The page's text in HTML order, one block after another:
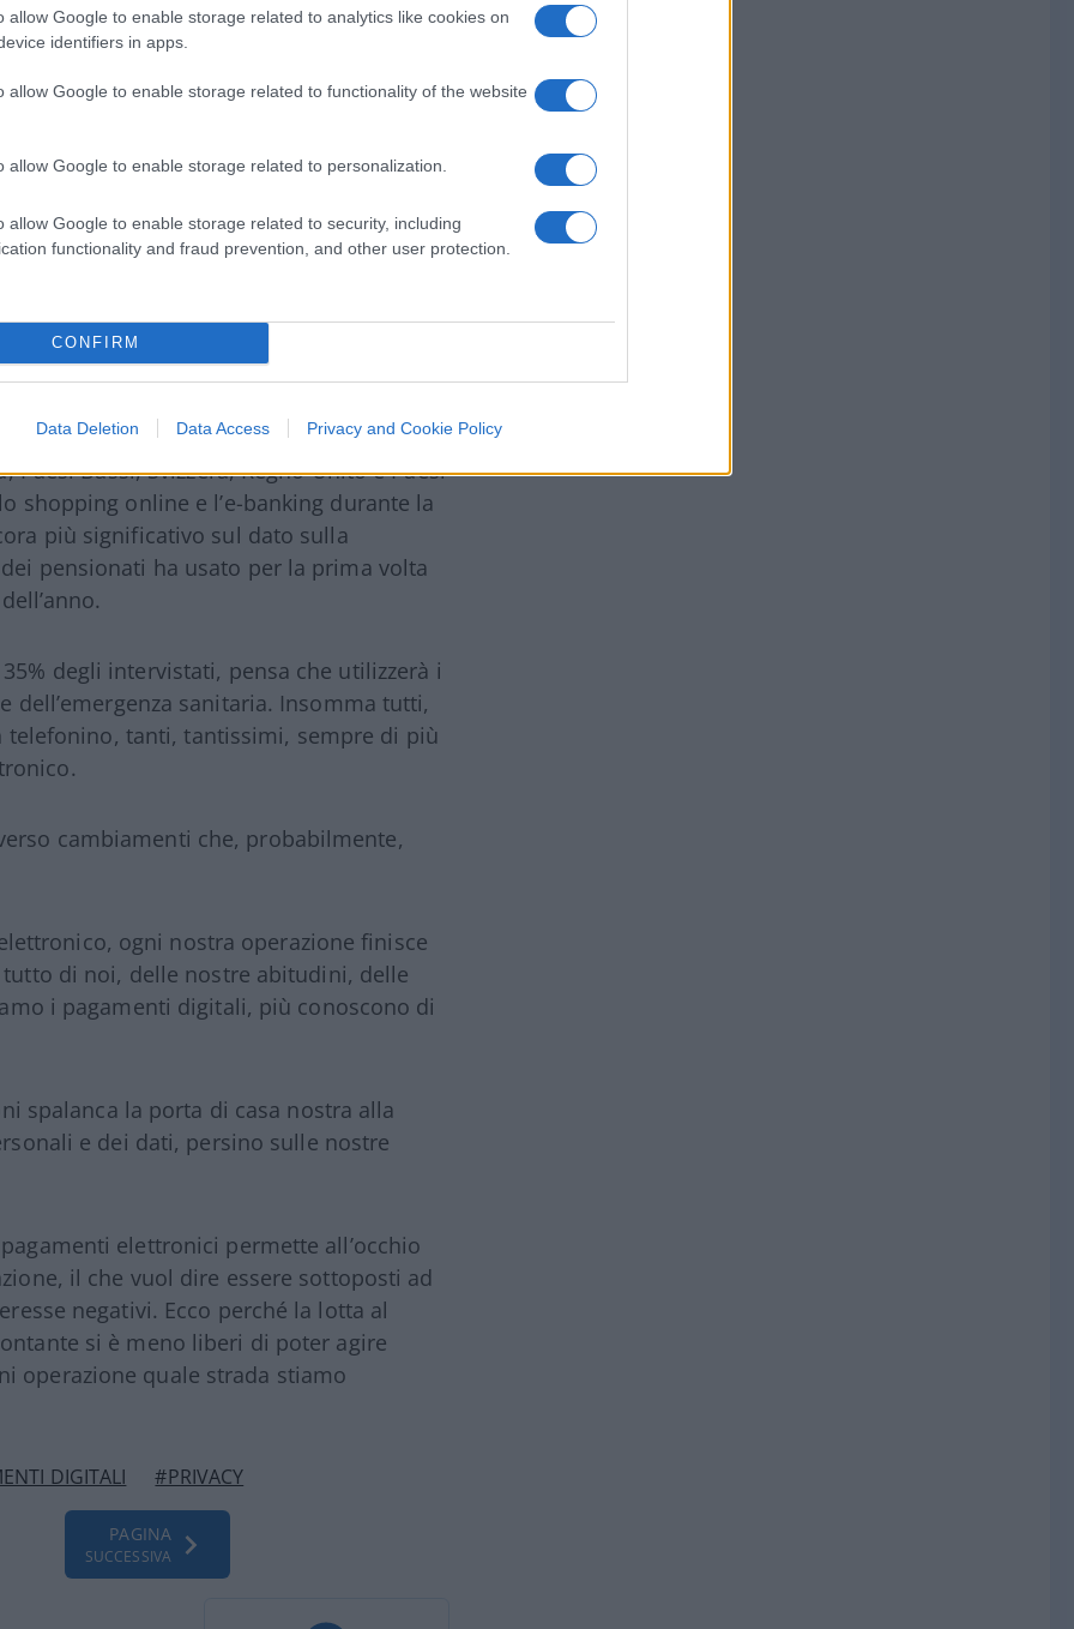
allow Google to enable storage related to analytics like cookies on
identifiers in apps.
allow Google to enable storage related to functionality of the website
allow Google to enable storage related to personalization.
allow Google to enable storage related to security, including
functionality and fraud prevention, and other user protection.
CONFIRM
Data Deletion Data Access Privacy and Cookie Policy
processi nel segmento digitale
sviluppati.
il 34% degli italiani ha sperimentato
il 32% ha usufruito di servizi di e-
cambiati. Il risultato finale è
Il 30% dei consumatori europei
Bassi, Svizzera, Regno Unito e Paesi
shopping online e l’e-banking durante la
più significativo sul dato sulla
pensionati ha usato per la prima volta
degli intervistati, pensa che utilizzerà i
sanitaria. Insomma tutti,
tanti, tantissimi, sempre di più
cambiamenti che, probabilmente,
ogni nostra operazione finisce
di noi, delle nostre abitudini, delle
i pagamenti digitali, più conoscono di
spalanca la porta di casa nostra alla
e dei dati, persino sulle nostre
elettronici permette all’occhio
il che vuol dire essere sottoposti ad
negativi. Ecco perché la lotta al
si è meno liberi di poter agire
operazione quale strada stiamo
DIGITALI #PRIVACY
PAGINA
SUCCESSIVA